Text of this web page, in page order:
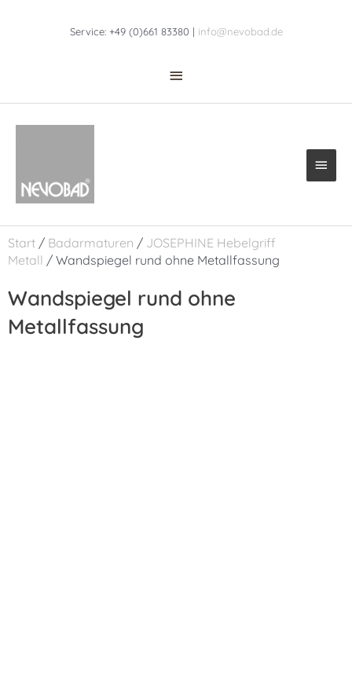
Service: +49 (0)661 83380 | info@nevobad.de
Header
Start / Badarmaturen / JOSEPHINE Hebelgriff
Metall / Wandspiegel rund ohne Metallfassung
Wandspiegel rund ohne
Metallfassung